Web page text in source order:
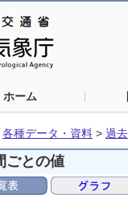
ホーム
各種データ・資料 > 過
ごとの値